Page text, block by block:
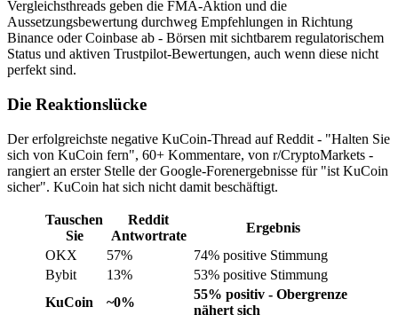
Vergleichsthreads geben die FMA-Aktion und die
Aussetzungsbewertung durchweg Empfehlungen in Richtung
Binance oder Coinbase ab - Börsen mit sichtbarem regulatorischem
Status und aktiven Trustpilot-Bewertungen, auch wenn diese nicht
perfekt sind.
Die Reaktionslücke
Der erfolgreichste negative KuCoin-Thread auf Reddit - "Halten Sie
sich von KuCoin fern", 60+ Kommentare, von r/CryptoMarkets -
rangiert an erster Stelle der Google-Forenergebnisse für "ist KuCoin
sicher". KuCoin hat sich nicht damit beschäftigt.
Tauschen
Sie
Reddit
Antwortrate
Ergebnis
OKX
57%
74% positive Stimmung
Bybit
13%
53% positive Stimmung
KuCoin
~0%
55% positiv - Obergrenze
nähert sich